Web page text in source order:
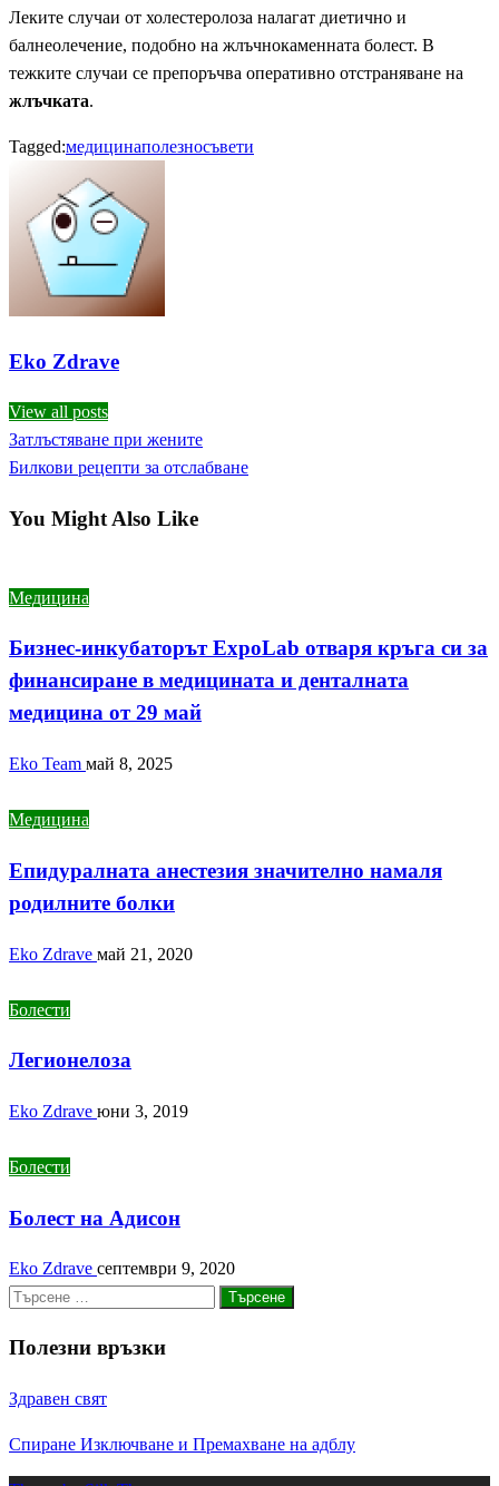
Леките случаи от холестеролоза налагат диетично и
балнеолечение, подобно на жлъчнокаменната болест. В
тежките случаи се препоръчва оперативно отстраняване на
жлъчката.
Tagged:медицинаполезносъвети
Eko Zdrave
View all posts
Навигация
Previous
Post
Затлъстяване при жените
Next
Билкови рецепти за отслабване
You Might Also Like
Медицина
Бизнес-инкубаторът ExpoLab отваря кръга си за
финансиране в медицината и денталната
медицина от 29 май
Eko Team май 8, 2025
Медицина
Епидуралната анестезия значително намаля
родилните болки
Eko Zdrave май 21, 2020
Болести
Легионелоза
Eko Zdrave юни 3, 2019
Болести
Болест на Адисон
Eko Zdrave септември 9, 2020
Търсене
Полезни връзки
Здравен свят
Спиране Изключване и Премахване на адблу